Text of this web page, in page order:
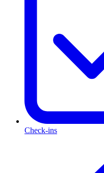
Check-ins